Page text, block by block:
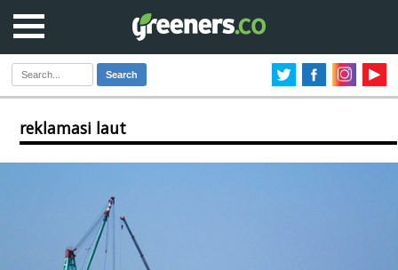
Search
reklamasi laut